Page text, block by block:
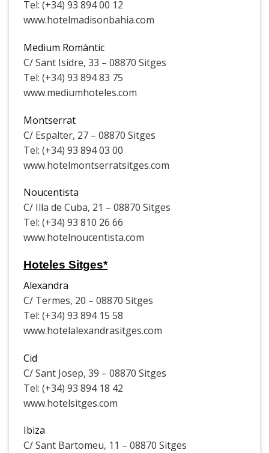
Tel: (+34) 93 894 00 12
www.hotelmadisonbahia.com
Medium Romàntic
C/ Sant Isidre, 33 – 08870 Sitges
Tel: (+34) 93 894 83 75
www.mediumhoteles.com
Montserrat
C/ Espalter, 27 – 08870 Sitges
Tel: (+34) 93 894 03 00
www.hotelmontserratsitges.com
Noucentista
C/ Illa de Cuba, 21 – 08870 Sitges
Tel: (+34) 93 810 26 66
www.hotelnoucentista.com
Hoteles Sitges*
Alexandra
C/ Termes, 20 – 08870 Sitges
Tel: (+34) 93 894 15 58
www.hotelalexandrasitges.com
Cid
C/ Sant Josep, 39 – 08870 Sitges
Tel: (+34) 93 894 18 42
www.hotelsitges.com
Ibiza
C/ Sant Bartomeu, 11 – 08870 Sitges